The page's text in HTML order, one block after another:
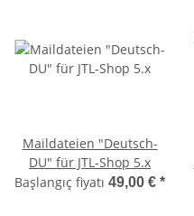
Maildateien "Deutsch-
DU" für JTL-Shop 5.x
Başlangıç fiyatı 49,00 € *